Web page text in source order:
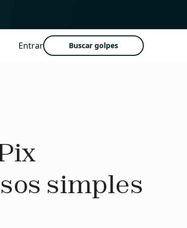
Entrar Buscar golpes
simples